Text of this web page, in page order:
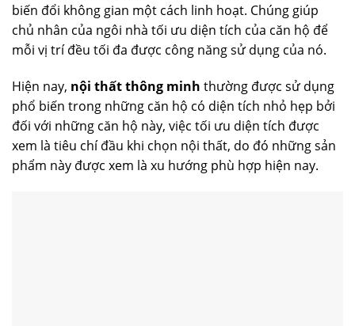
biến đổi không gian một cách linh hoạt. Chúng giúp
chủ nhân của ngôi nhà tối ưu diện tích của căn hộ để
mỗi vị trí đều tối đa được công năng sử dụng của nó.
Hiện nay, nội thất thông minh thường được sử dụng
phổ biến trong những căn hộ có diện tích nhỏ hẹp bởi
đối với những căn hộ này, việc tối ưu diện tích được
xem là tiêu chí đầu khi chọn nội thất, do đó những sản
phẩm này được xem là xu hướng phù hợp hiện nay.